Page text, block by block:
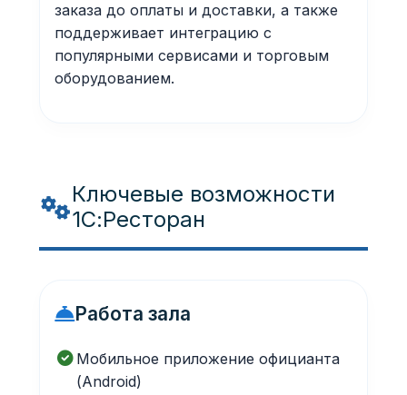
заказа до оплаты и доставки, а также
поддерживает интеграцию с
популярными сервисами и торговым
оборудованием.
Ключевые возможности
1С:Ресторан
Работа зала
Мобильное приложение официанта
(Android)